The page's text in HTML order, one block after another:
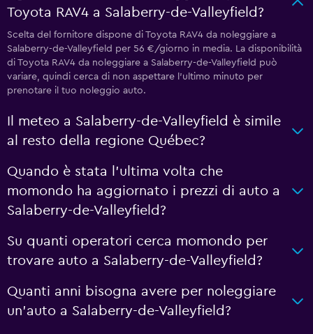
Toyota RAV4 a Salaberry-de-Valleyfield?
Scelta del fornitore dispone di Toyota RAV4 da noleggiare a
Salaberry-de-Valleyfield per 56 €/giorno in media. La disponibilità
di Toyota RAV4 da noleggiare a Salaberry-de-Valleyfield può
variare, quindi cerca di non aspettare l'ultimo minuto per
prenotare il tuo noleggio auto.
Il meteo a Salaberry-de-Valleyfield è simile
al resto della regione Québec?
Quando è stata l'ultima volta che
momondo ha aggiornato i prezzi di auto a
Salaberry-de-Valleyfield?
Su quanti operatori cerca momondo per
trovare auto a Salaberry-de-Valleyfield?
Quanti anni bisogna avere per noleggiare
un'auto a Salaberry-de-Valleyfield?